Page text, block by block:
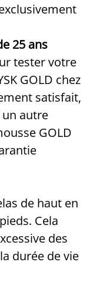
25 ans
tester votre
GOLD chez
satisfait,
autre
GOLD
de haut en
Cela
des
durée de vie